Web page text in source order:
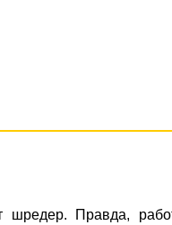
шредер. Правда,